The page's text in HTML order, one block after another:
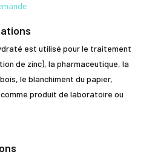
est utilisé pour le traitement
de zinc), la pharmaceutique, la
le blanchiment du papier,
produit de laboratoire ou